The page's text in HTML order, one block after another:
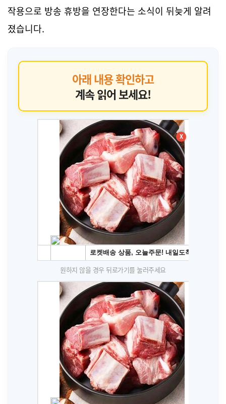
작용으로 방송 휴방을 연장한다는 소식이 뒤늦게 알려
졌습니다.
아래 내용 확인하고
계속 읽어 보세요!
X
원하지 않을 경우 뒤로가기를 눌러주세요